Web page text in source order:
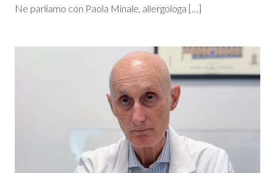
Ne parliamo con Paola Minale, allergologa […]